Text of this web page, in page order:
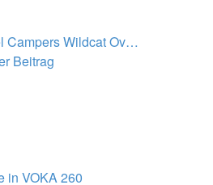
Campers Wildcat Ov…
Beitrag
in VOKA 260